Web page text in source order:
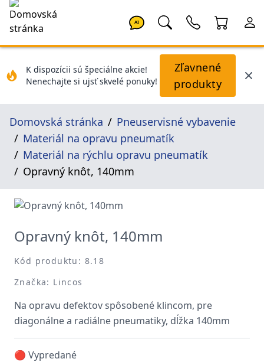
AI
K dispozícii sú špeciálne akcie!
Nenechajte si ujsť skvelé ponuky!
Zľavnené
produkty
Domovská stránka
Pneuservisné vybavenie
Materiál na opravu pneumatík
Materiál na rýchlu opravu pneumatík
Opravný knôt, 140mm
Opravný knôt, 140mm
Kód produktu: 8.18
Značka: Lincos
Na opravu defektov spôsobené klincom, pre
diagonálne a radiálne pneumatiky, dĺžka 140mm
🔴 Vypredané